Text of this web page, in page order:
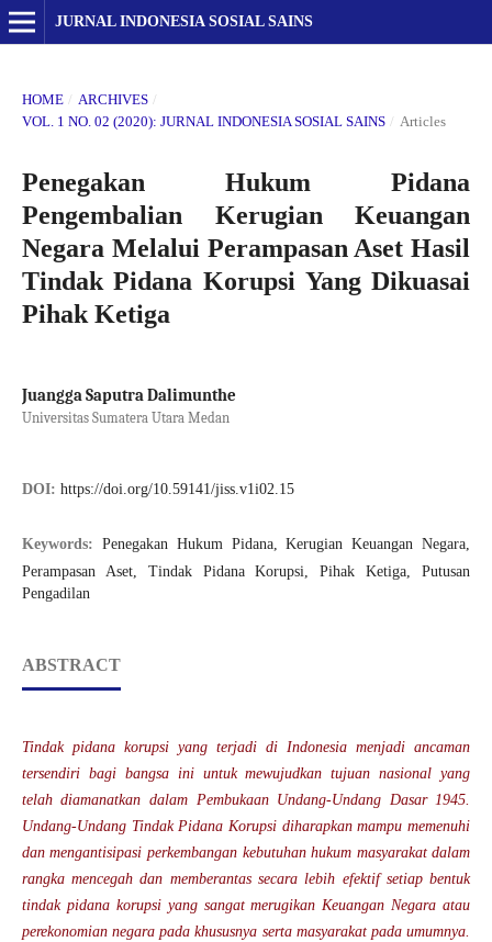
JURNAL INDONESIA SOSIAL SAINS
HOME / ARCHIVES /
VOL. 1 NO. 02 (2020): JURNAL INDONESIA SOSIAL SAINS / Articles
Penegakan Hukum Pidana
Pengembalian Kerugian Keuangan
Negara Melalui Perampasan Aset Hasil
Tindak Pidana Korupsi Yang Dikuasai
Pihak Ketiga
Juangga Saputra Dalimunthe
Universitas Sumatera Utara Medan
DOI: https://doi.org/10.59141/jiss.v1i02.15
Keywords: Penegakan Hukum Pidana, Kerugian Keuangan Negara,
Perampasan Aset, Tindak Pidana Korupsi, Pihak Ketiga, Putusan
Pengadilan
ABSTRACT
Tindak pidana korupsi yang terjadi di Indonesia menjadi ancaman
tersendiri bagi bangsa ini untuk mewujudkan tujuan nasional yang
telah diamanatkan dalam Pembukaan Undang-Undang Dasar 1945.
Undang-Undang Tindak Pidana Korupsi diharapkan mampu memenuhi
dan mengantisipasi perkembangan kebutuhan hukum masyarakat dalam
rangka mencegah dan memberantas secara lebih efektif setiap bentuk
tindak pidana korupsi yang sangat merugikan Keuangan Negara atau
perekonomian negara pada khususnya serta masyarakat pada umumnya.